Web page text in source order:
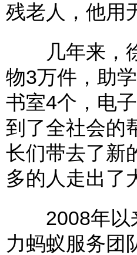
残老人，他用
几年来，徐
物3万件，助
书室4个，电
到了全社会的
长们带去了新
多的人走出了
2008年以来
力蚂蚁服务团